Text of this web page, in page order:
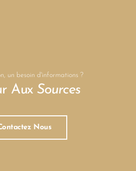
un besoin d'informations ?
Aux Sources
Nous